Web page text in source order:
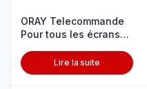
ORAY Telecommande
Pour tous les écrans
Lire la suite